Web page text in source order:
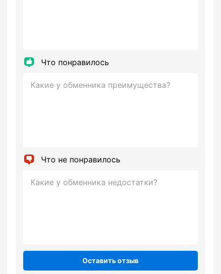
Что понравилось
Что не понравилось
Оставить отзыв